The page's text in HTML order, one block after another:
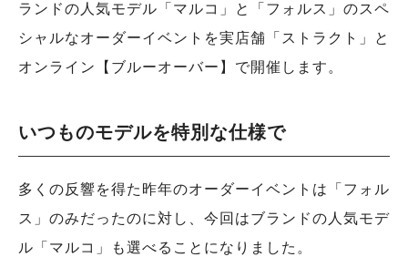
ランドの人気モデル「マルコ」と「フォルス」のスペ
シャルなオーダーイベントを実店舗「ストラクト」と
オンライン【ブルーオーバー】で開催します。
いつものモデルを特別な仕様で
多くの反響を得た昨年のオーダーイベントは「フォル
ス」のみだったのに対し、今回はブランドの人気モデ
ル「マルコ」も選べることになりました。